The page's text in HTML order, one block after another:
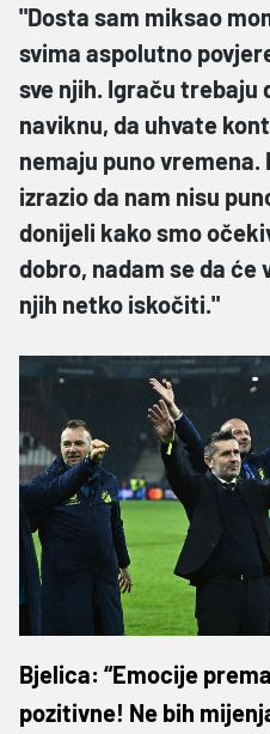
"Dosta sam miksao
svima aspolutno
sve njih. Igraču
naviknu, da uhvate
nemaju puno vremena.
izrazio da nam nisu
donijeli kako smo
dobro, nadam se da će
njih netko iskočiti."
Bjelica: “Emocije
pozitivne! Ne bih